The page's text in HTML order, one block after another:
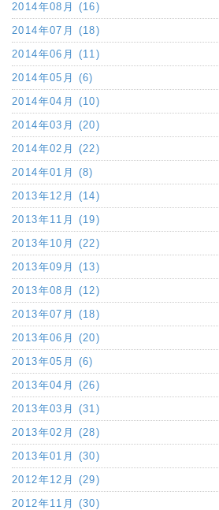
2014年08月 (16)
2014年07月 (18)
2014年06月 (11)
2014年05月 (6)
2014年04月 (10)
2014年03月 (20)
2014年02月 (22)
2014年01月 (8)
2013年12月 (14)
2013年11月 (19)
2013年10月 (22)
2013年09月 (13)
2013年08月 (12)
2013年07月 (18)
2013年06月 (20)
2013年05月 (6)
2013年04月 (26)
2013年03月 (31)
2013年02月 (28)
2013年01月 (30)
2012年12月 (29)
2012年11月 (30)